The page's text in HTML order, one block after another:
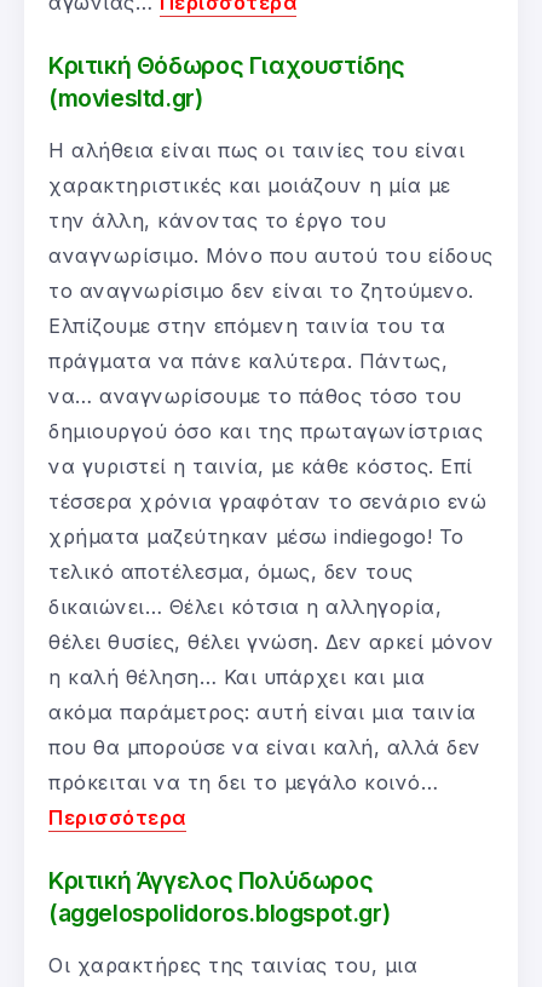
Κριτική Θόδωρος Γιαχουστίδης
(moviesltd.gr)
Η αλήθεια είναι πως οι ταινίες του είναι
χαρακτηριστικές και μοιάζουν η μία με
την άλλη, κάνοντας το έργο του
αναγνωρίσιμο. Μόνο που αυτού του είδους
το αναγνωρίσιμο δεν είναι το ζητούμενο.
Ελπίζουμε στην επόμενη ταινία του τα
πράγματα να πάνε καλύτερα. Πάντως,
να… αναγνωρίσουμε το πάθος τόσο του
δημιουργού όσο και της πρωταγωνίστριας
να γυριστεί η ταινία, με κάθε κόστος. Επί
τέσσερα χρόνια γραφόταν το σενάριο ενώ
χρήματα μαζεύτηκαν μέσω indiegogo! Το
τελικό αποτέλεσμα, όμως, δεν τους
δικαιώνει… Θέλει κότσια η αλληγορία,
θέλει θυσίες, θέλει γνώση. Δεν αρκεί μόνον
η καλή θέληση… Και υπάρχει και μια
ακόμα παράμετρος: αυτή είναι μια ταινία
που θα μπορούσε να είναι καλή, αλλά δεν
πρόκειται να τη δει το μεγάλο κοινό…
Περισσότερα
Κριτική Άγγελος Πολύδωρος
(aggelospolidoros.blogspot.gr)
Οι χαρακτήρες της ταινίας του, μια